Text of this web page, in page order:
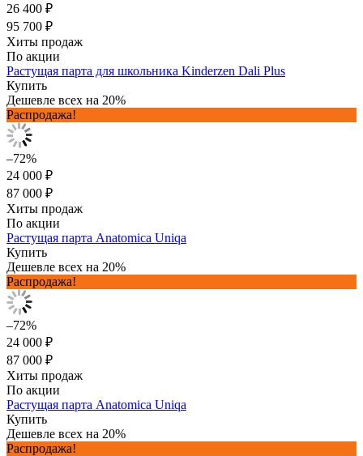
26 400 ₽
95 700 ₽
Хиты продаж
По акции
Растущая парта для школьника Kinderzen Dali Plus
Купить
Дешевле всех на 20%
Распродажа!
–72%
24 000 ₽
87 000 ₽
Хиты продаж
По акции
Растущая парта Anatomica Uniqa
Купить
Дешевле всех на 20%
Распродажа!
–72%
24 000 ₽
87 000 ₽
Хиты продаж
По акции
Растущая парта Anatomica Uniqa
Купить
Дешевле всех на 20%
Распродажа!